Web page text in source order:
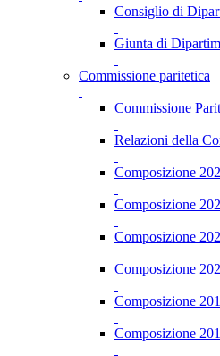
Consiglio di
Giunta di
Commissione paritetica
Commissione
Relazioni della
Composizione
Composizione
Composizione
Composizione
Composizione
Composizione